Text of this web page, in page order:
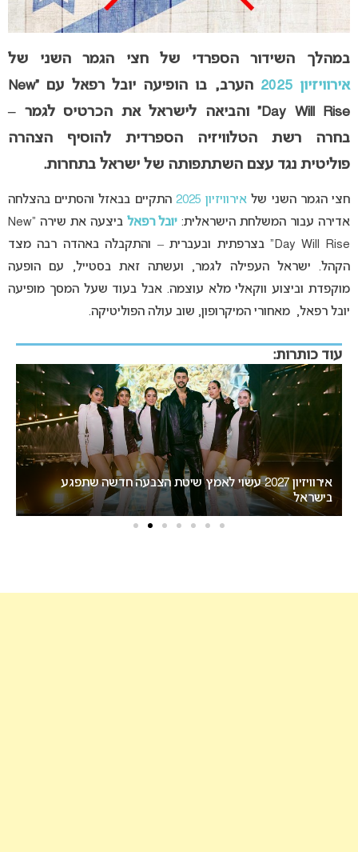
במהלך השידור הספרדי של חצי הגמר השני של
אירוויזיון 2025
הערב, בו הופיעה יובל רפאל עם “New
Day Will Rise” והביאה לישראל את הכרטיס לגמר –
בחרה רשת הטלוויזיה הספרדית להוסיף הצהרה
פוליטית נגד עצם השתתפותה של ישראל בתחרות.
חצי הגמר השני של אירוויזיון 2025
התקיים בבאזל והסתיים בהצלחה
אדירה עבור המשלחת הישראלית: יובל רפאל
ביצעה את שירה “New
Day Will Rise” בצרפתית ובעברית – והתקבלה באהדה רבה מצד
הקהל. ישראל העפילה לגמר, ועשתה זאת בסטייל, עם הופעה
מוקפדת וביצוע ווקאלי מלא עוצמה. אבל בעוד שעל המסך מופיעה
יובל רפאל, מאחורי המיקרופון, שוב עולה הפוליטיקה.
עוד כותרות:
“אני צריכה לשתף אתכם במשהו חשוב”: הכרזתה של זוכת
האירוויזיון מסעירה את הרשת